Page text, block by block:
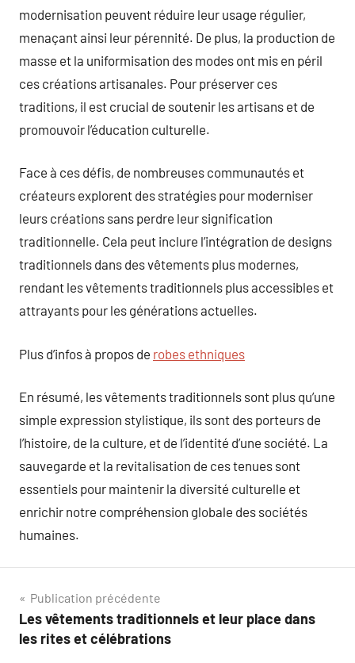
modernisation peuvent réduire leur usage régulier,
menaçant ainsi leur pérennité. De plus, la production de
masse et la uniformisation des modes ont mis en péril
ces créations artisanales. Pour préserver ces
traditions, il est crucial de soutenir les artisans et de
promouvoir l’éducation culturelle.
Face à ces défis, de nombreuses communautés et
créateurs explorent des stratégies pour moderniser
leurs créations sans perdre leur signification
traditionnelle. Cela peut inclure l’intégration de designs
traditionnels dans des vêtements plus modernes,
rendant les vêtements traditionnels plus accessibles et
attrayants pour les générations actuelles.
Plus d’infos à propos de robes ethniques
En résumé, les vêtements traditionnels sont plus qu’une
simple expression stylistique, ils sont des porteurs de
l’histoire, de la culture, et de l’identité d’une société. La
sauvegarde et la revitalisation de ces tenues sont
essentiels pour maintenir la diversité culturelle et
enrichir notre compréhension globale des sociétés
humaines.
Navigation
de
Publication précédente
Les vêtements traditionnels et leur place dans
les rites et célébrations